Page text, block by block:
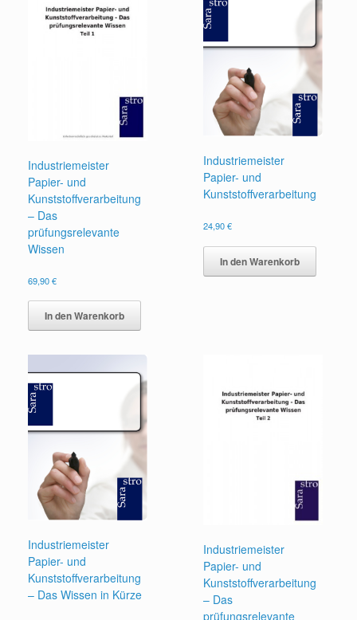
Industriemeister
Papier- und
Kunststoffverarbeitung
– Das
prüfungsrelevante
Wissen
69,90€
In den Warenkorb
Industriemeister
Papier- und
Kunststoffverarbeitung
24,90€
In den Warenkorb
Industriemeister
Papier- und
Kunststoffverarbeitung
– Das Wissen in Kürze
Industriemeister
Papier- und
Kunststoffverarbeitung
– Das
prüfungsrelevante